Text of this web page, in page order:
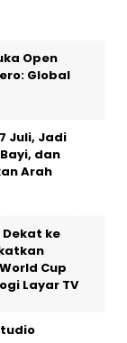
Open
Global
Juli, Jadi
dan
Arah
ke
Cup
Layar TV